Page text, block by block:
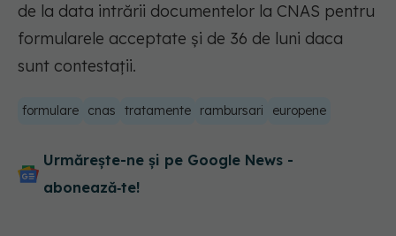
de la data intrării documentelor la CNAS pentru
formularele acceptate şi de 36 de luni daca
sunt contestaţii.
formulare cnas tratamente rambursari europene
Urmărește-ne și pe Google News -
abonează‑te!